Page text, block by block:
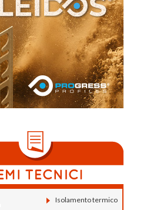
Isolamento termico